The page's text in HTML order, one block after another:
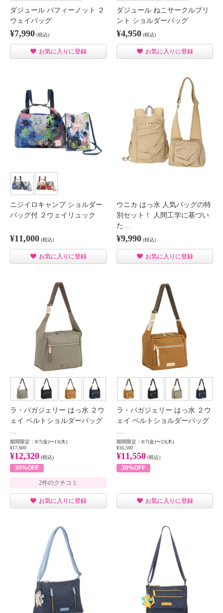
ダジュール パフィーノット ２
ウェイバッグ
¥7,990 (税込)
お気に入りに登録
ダジュール ねこサークルプリ
ント ショルダーバッグ
¥4,950 (税込)
お気に入りに登録
ニジイロキャンプ ショルダー
バッグ付 ２ウェイリュック
¥11,000 (税込)
お気に入りに登録
ウニカ はっ水 人気バッグの特
別セット！ 人間工学に基づい
た…
¥9,990 (税込)
お気に入りに登録
ラ・バガジェリー はっ水 ２ウ
ェイ ベルトショルダーバッグ
期間限定：8/7(金)〜13(木)
¥17,600
¥12,320 (税込)
30%OFF
2件のクチコミ
お気に入りに登録
ラ・バガジェリー はっ水 ２ウ
ェイ ベルトショルダーバッグ
期間限定：8/7(金)〜13(木)
¥16,500
¥11,550 (税込)
30%OFF
お気に入りに登録